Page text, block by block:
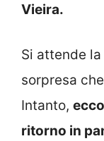
Vieira.
Si attende
sorpresa
Intanto,
ritorno in